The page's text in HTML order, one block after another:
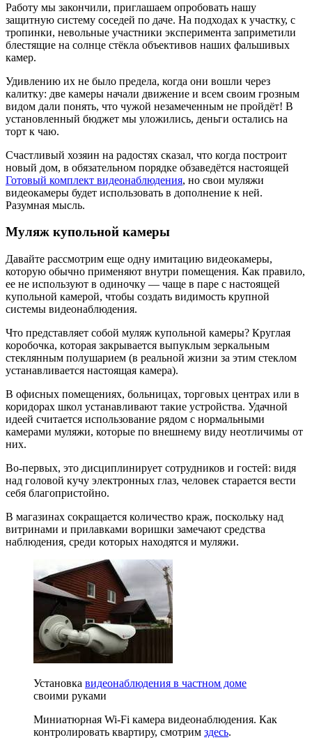
Работу мы закончили, приглашаем опробовать нашу
защитную систему соседей по даче. На подходах к участку, с
тропинки, невольные участники эксперимента заприметили
блестящие на солнце стёкла объективов наших фальшивых
камер.
Удивлению их не было предела, когда они вошли через
калитку: две камеры начали движение и всем своим грозным
видом дали понять, что чужой незамеченным не пройдёт! В
установленный бюджет мы уложились, деньги остались на
торт к чаю.
Счастливый хозяин на радостях сказал, что когда построит
новый дом, в обязательном порядке обзаведётся настоящей
Готовый комплект видеонаблюдения, но свои муляжи
видеокамеры будет использовать в дополнение к ней.
Разумная мысль.
Муляж купольной камеры
Давайте рассмотрим еще одну имитацию видеокамеры,
которую обычно применяют внутри помещения. Как правило,
ее не используют в одиночку — чаще в паре с настоящей
купольной камерой, чтобы создать видимость крупной
системы видеонаблюдения.
Что представляет собой муляж купольной камеры? Круглая
коробочка, которая закрывается выпуклым зеркальным
стеклянным полушарием (в реальной жизни за этим стеклом
устанавливается настоящая камера).
В офисных помещениях, больницах, торговых центрах или в
коридорах школ устанавливают такие устройства. Удачной
идеей считается использование рядом с нормальными
камерами муляжи, которые по внешнему виду неотличимы от
них.
Во-первых, это дисциплинирует сотрудников и гостей: видя
над головой кучу электронных глаз, человек старается вести
себя благопристойно.
В магазинах сокращается количество краж, поскольку над
витринами и прилавками воришки замечают средства
наблюдения, среди которых находятся и муляжи.
Установка видеонаблюдения в частном доме
своими руками
Миниатюрная Wi-Fi камера видеонаблюдения. Как
контролировать квартиру, смотрим здесь.